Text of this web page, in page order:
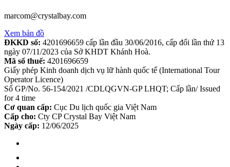
marcom@crystalbay.com
Xem bản đồ
ĐKKD số: 4201696659 cấp lần đầu 30/06/2016, cấp đổi lần thứ 13
ngày 07/11/2023 của Sở KHDT Khánh Hoà.
Mã số thuế: 4201696659
Giấy phép Kinh doanh dịch vụ lữ hành quốc tế (International Tour
Operator Licence)
Số GP/No. 56-154/2021 /CDLQGVN-GP LHQT; Cấp lần/ Issued
for 4 time
Cơ quan cấp: Cục Du lịch quốc gia Việt Nam
Cấp cho: Cty CP Crystal Bay Việt Nam
Ngày cấp: 12/06/2025